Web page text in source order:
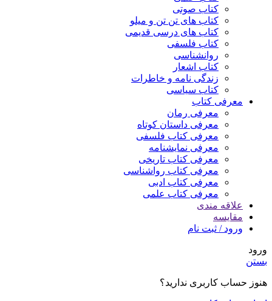
کتاب صوتی
کتاب های تن تن و میلو
کتاب های درسی قدیمی
کتاب فلسفی
روانشناسی
کتاب اشعار
زندگی نامه و خاطرات
کتاب سیاسی
معرفی کتاب
معرفی رمان
معرفی داستان کوتاه
معرفی کتاب فلسفی
معرفی نمایشنامه
معرفی کتاب تاریخی
معرفی کتاب رواشناسی
معرفی کتاب ادبی
معرفی کتاب علمی
علاقه مندی
مقایسه
ورود / ثبت نام
ورود
بستن
هنوز حساب کاربری ندارید؟